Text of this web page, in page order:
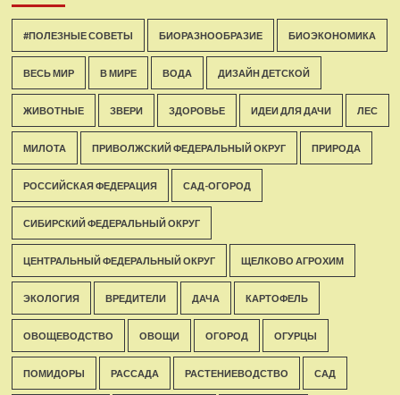
#ПОЛЕЗНЫЕ СОВЕТЫ БИОРАЗНООБРАЗИЕ БИОЭКОНОМИКА
ВЕСЬ МИР В МИРЕ ВОДА ДИЗАЙН ДЕТСКОЙ
ЖИВОТНЫЕ ЗВЕРИ ЗДОРОВЬЕ ИДЕИ ДЛЯ ДАЧИ ЛЕС
МИЛОТА ПРИВОЛЖСКИЙ ФЕДЕРАЛЬНЫЙ ОКРУГ ПРИРОДА
РОССИЙСКАЯ ФЕДЕРАЦИЯ САД-ОГОРОД
СИБИРСКИЙ ФЕДЕРАЛЬНЫЙ ОКРУГ
ЦЕНТРАЛЬНЫЙ ФЕДЕРАЛЬНЫЙ ОКРУГ ЩЕЛКОВО АГРОХИМ
ЭКОЛОГИЯ ВРЕДИТЕЛИ ДАЧА КАРТОФЕЛЬ
ОВОЩЕВОДСТВО ОВОЩИ ОГОРОД ОГУРЦЫ
ПОМИДОРЫ РАССАДА РАСТЕНИЕВОДСТВО САД